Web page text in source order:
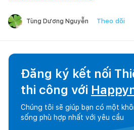
Tùng Dương Nguyễn Theo dõi
Đăng ký kết nối
thi công với
Chúng tôi sẽ giúp bạn có một
sống phù hợp nhất với yêu cầu